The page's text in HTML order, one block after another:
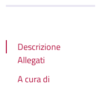
Descrizione
Allegati
A cura di